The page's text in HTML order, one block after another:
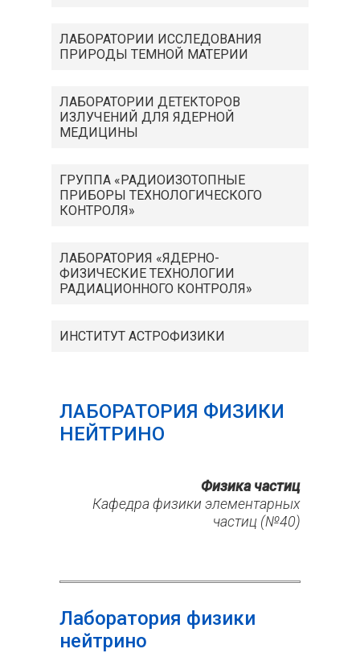
ЛАБОРАТОРИИ ИССЛЕДОВАНИЯ
ПРИРОДЫ ТЕМНОЙ МАТЕРИИ
ЛАБОРАТОРИИ ДЕТЕКТОРОВ
ИЗЛУЧЕНИЙ ДЛЯ ЯДЕРНОЙ
МЕДИЦИНЫ
ГРУППА «РАДИОИЗОТОПНЫЕ
ПРИБОРЫ ТЕХНОЛОГИЧЕСКОГО
КОНТРОЛЯ»
ЛАБОРАТОРИЯ «ЯДЕРНО-
ФИЗИЧЕСКИЕ ТЕХНОЛОГИИ
РАДИАЦИОННОГО КОНТРОЛЯ»
ИНСТИТУТ АСТРОФИЗИКИ
ЛАБОРАТОРИЯ ФИЗИКИ
НЕЙТРИНО
Физика частиц
Кафедра физики элементарных
частиц (№40)
Лаборатория физики
нейтрино